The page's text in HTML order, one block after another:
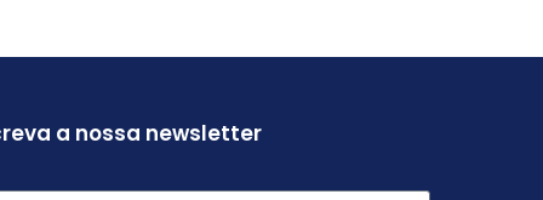
redes
novos
a nossa newsletter